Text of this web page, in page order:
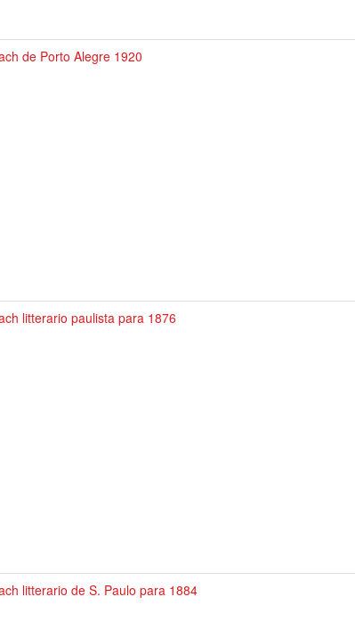
de Porto Alegre 1920
litterario paulista para 1876
litterario de S. Paulo para 1884